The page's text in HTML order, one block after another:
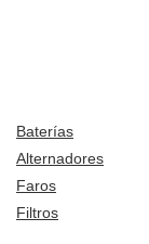
Baterías
Alternadores
Faros
Filtros